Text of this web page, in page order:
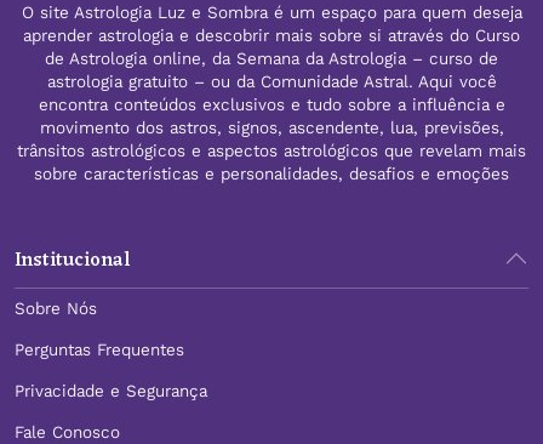
O site Astrologia Luz e Sombra é um espaço para quem deseja
aprender astrologia e descobrir mais sobre si através do Curso
de Astrologia online, da Semana da Astrologia – curso de
astrologia gratuito – ou da Comunidade Astral. Aqui você
encontra conteúdos exclusivos e tudo sobre a influência e
movimento dos astros, signos, ascendente, lua, previsões,
trânsitos astrológicos e aspectos astrológicos que revelam mais
sobre características e personalidades, desafios e emoções
Institucional
Sobre Nós
Perguntas Frequentes
Privacidade e Segurança
Fale Conosco